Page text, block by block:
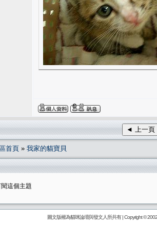
◄ 上一頁
首頁 » 我家的貓寶貝
這個主題
圖文版權為貓咪論壇與發文人所共有 | Copyright ©